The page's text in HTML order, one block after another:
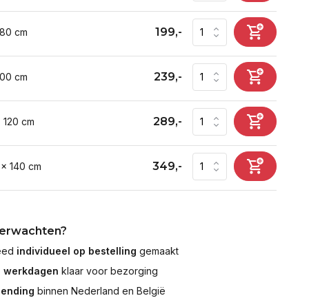
cm 199,-
cm 239,-
cm 289,-
140 cm 349,-
individueel op bestelling gemaakt
werkdagen klaar voor bezorging
binnen Nederland en België